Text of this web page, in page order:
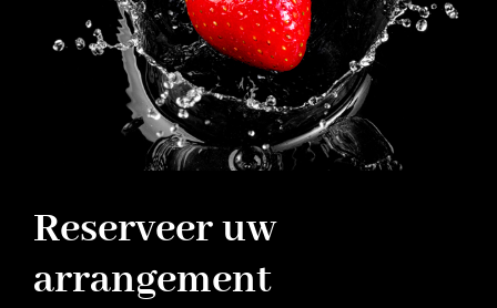
Reserveer uw
arrangement